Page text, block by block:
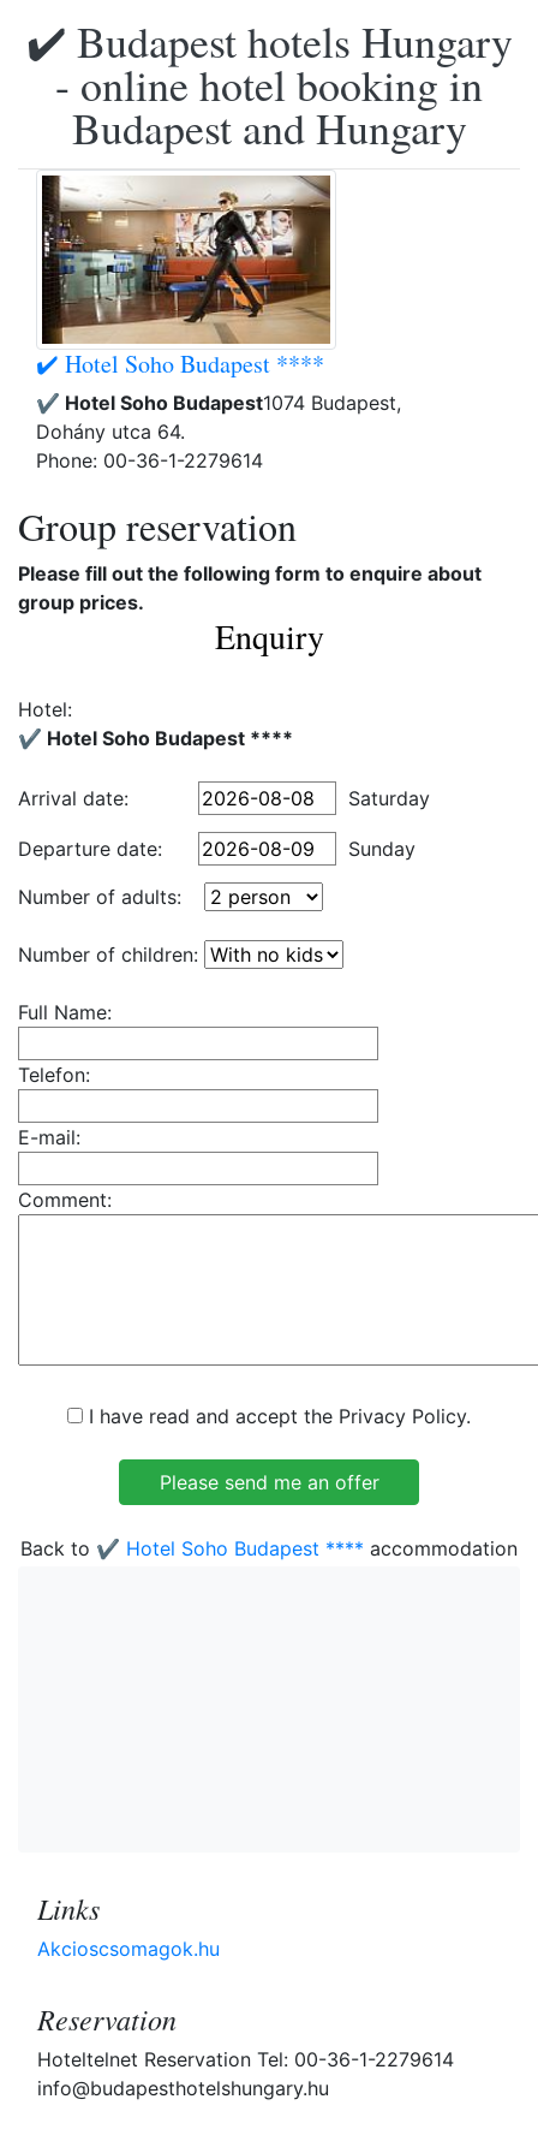
✔️ Budapest hotels Hungary
- online hotel booking in
Budapest and Hungary
✔️ Hotel Soho Budapest ****
✔️ Hotel Soho Budapest1074 Budapest,
Dohány utca 64.
Phone: 00-36-1-2279614
Group reservation
Please fill out the following form to enquire about
group prices.
Enquiry
Hotel:
✔️ Hotel Soho Budapest ****
Arrival date: Saturday
Departure date:
Sunday
Number of adults:
Number of children:
Full Name:
Telefon:
E-mail:
Comment:
I have read and accept the Privacy Policy.
Back to ✔️ Hotel Soho Budapest **** accommodation
Links
Akcioscsomagok.hu
Reservation
Hoteltelnet Reservation Tel: 00-36-1-2279614
info@budapesthotelshungary.hu